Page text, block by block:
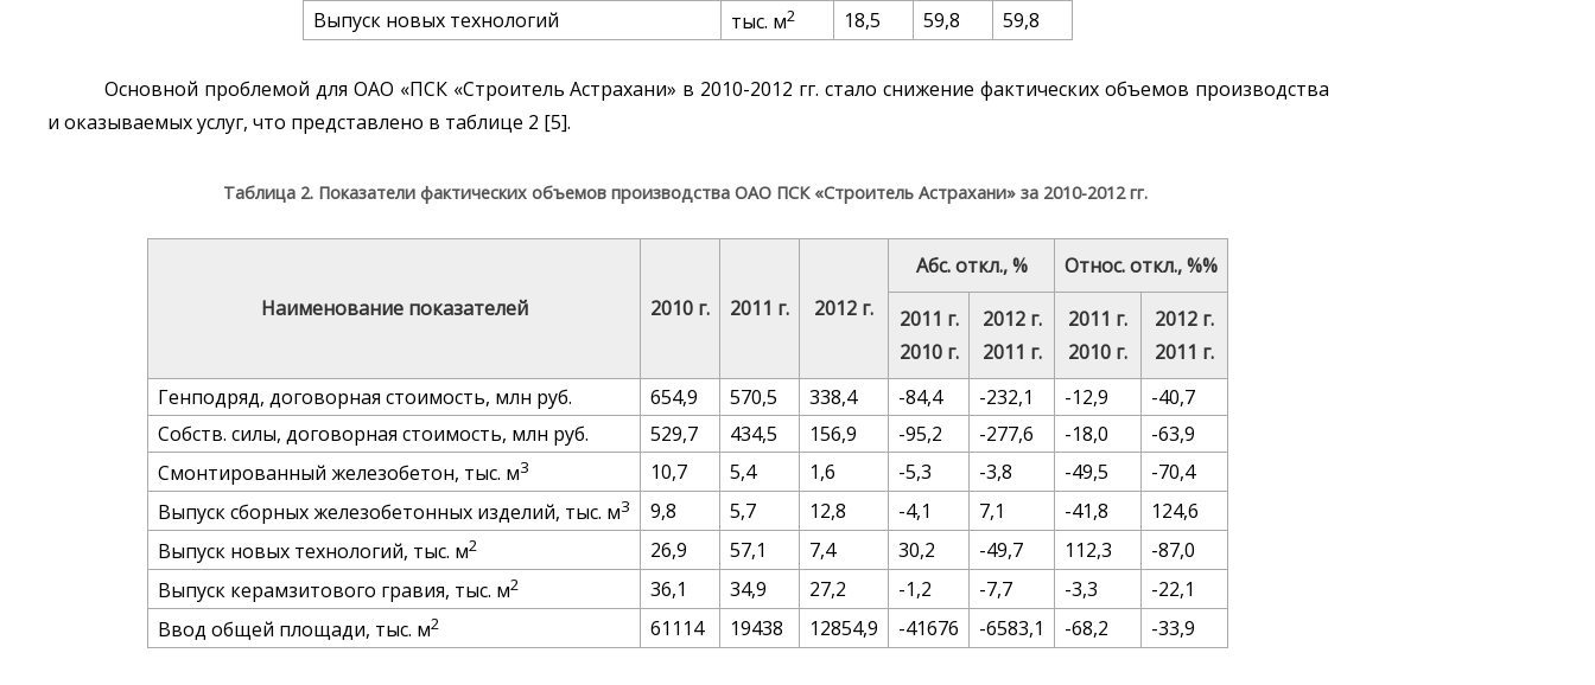
Выпуск новых технологий
тыс. м2 18,5 59,8 59,8
Основной проблемой для ОАО «ПСК «Строитель Астрахани» в 2010-2012 гг. стало снижение фактических объемов производства
и оказываемых услуг, что представлено в таблице 2 [5].
Таблица 2. Показатели фактических объемов производства ОАО ПСК «Строитель Астрахани» за 2010-2012 гг.
Наименование показателей 2010 г. 2011 г. 2012 г.
Абс. откл., % Относ. откл., %%
2011 г.
2010 г.
2012 г.
2011 г.
2011 г.
2010 г.
2012 г.
2011 г.
Генподряд, договорная стоимость, млн руб.
654,9 570,5 338,4 -84,4 -232,1 -12,9
-40,7
Собств. силы, договорная стоимость, млн руб.
529,7 434,5 156,9 -95,2 -277,6 -18,0
-63,9
Смонтированный железобетон, тыс. м3 10,7 5,4 1,6 -5,3 -3,8 -49,5
-70,4
Выпуск сборных железобетонных изделий, тыс. м3 9,8 5,7 12,8 -4,1 7,1 -41,8
124,6
Выпуск новых технологий, тыс. м2 26,9 57,1 7,4 30,2 -49,7 112,3
-87,0
Выпуск керамзитового гравия, тыс. м2 36,1 34,9 27,2 -1,2 -7,7 -3,3
-22,1
Ввод общей площади, тыс. м2 61114 19438 12854,9 -41676 -6583,1 -68,2 -33,9